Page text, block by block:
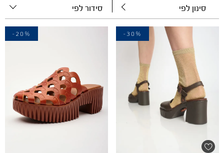
סינון לפי סידור לפי
-30%
-20%